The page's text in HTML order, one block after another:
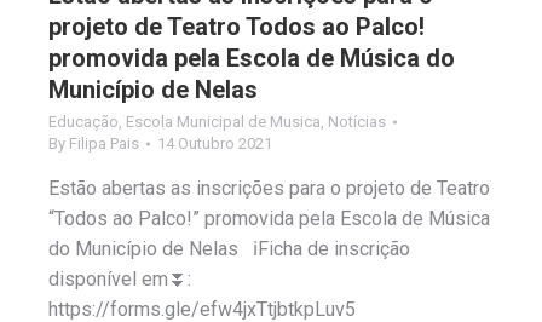
projeto de Teatro Todos ao Palco!
promovida pela Escola de Música do
Município de Nelas
Educação Escola Municipal de Musica Notícias
By Filipa Pais 14 Outubro 2021
Estão abertas as inscrições para o projeto de Teatro
“Todos ao Palco!” promovida pela Escola de Música
do Município de Nelas ℹFicha de inscrição
disponível em⏬:
https://forms.gle/efw4jxTtjbtkpLuv5